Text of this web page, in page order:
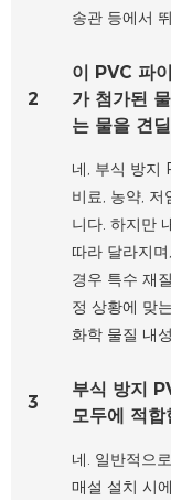
송관 등에서
2
이 PVC 파
가 첨가된
는 물을 견
네, 부식 방지
비료, 농약,
니다. 하지만
따라 달라지
경우 특수 재
정 상황에 맞
화학 물질 내
3
부식 방지
모두에 적합
네. 일반적으
매설 설치 시